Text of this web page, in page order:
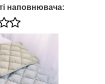
наповнювача: